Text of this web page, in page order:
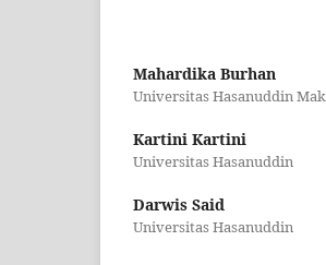
Mahardika Burhan
Universitas Hasanuddin
Kartini Kartini
Universitas Hasanuddin
Darwis Said
Universitas Hasanuddin